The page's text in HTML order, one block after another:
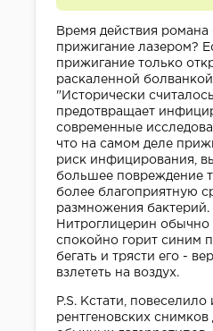
Время действия романа
прижигание лазером?
прижигание только
раскаленной
"Исторически
предотвращает
современные
что на самом деле
риск инфицирования,
большее повреждение
более благоприятную
размножения бактерий.
Нитроглицерин обычно
спокойно горит синим
бегать и трясти его -
взлететь на воздух.
P.S. Кстати, повеселило
рентгеновских снимков